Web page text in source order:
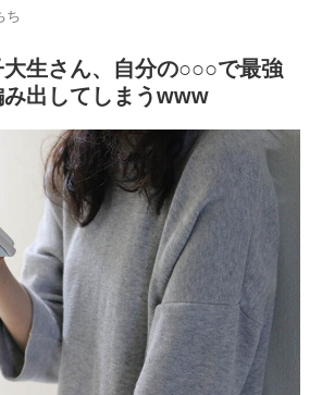
ち
大生さん、自分の○○○で最強
出してしまうwww